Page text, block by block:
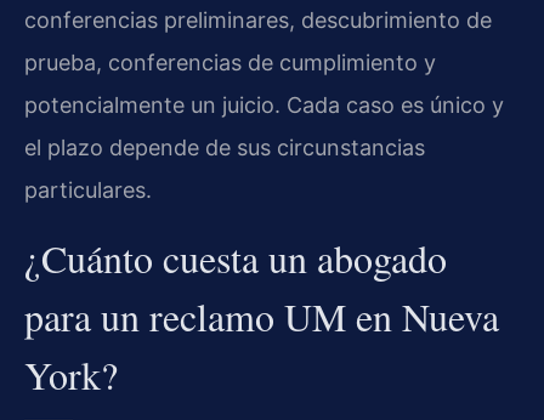
conferencias preliminares, descubrimiento de
prueba, conferencias de cumplimiento y
potencialmente un juicio. Cada caso es único y
el plazo depende de sus circunstancias
particulares.
¿Cuánto cuesta un abogado
para un reclamo UM en Nueva
York?